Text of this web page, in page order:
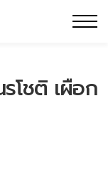
โชติ เผือก